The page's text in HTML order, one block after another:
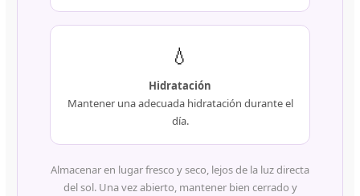
💧
Hidratación
Mantener una adecuada hidratación durante el
día.
Almacenar en lugar fresco y seco, lejos de la luz directa
del sol. Una vez abierto, mantener bien cerrado y